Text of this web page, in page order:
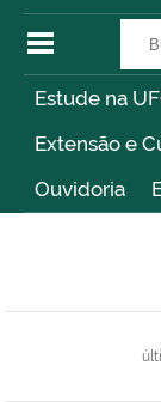
Estude na
Extensão e
Ouvidoria